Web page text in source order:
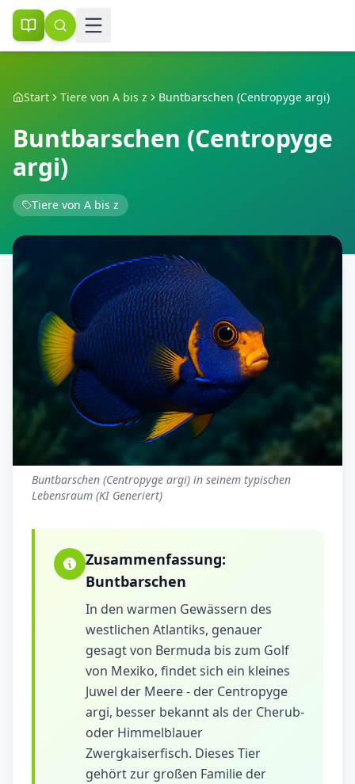
Start Tiere von A bis z Buntbarschen (Centropyge argi)
Buntbarschen (Centropyge
argi)
Tiere von A bis z
Buntbarschen (Centropyge argi) in seinem typischen
Lebensraum (KI Generiert)
Zusammenfassung:
Buntbarschen
In den warmen Gewässern des
westlichen Atlantiks, genauer
gesagt von Bermuda bis zum Golf
von Mexiko, findet sich ein kleines
Juwel der Meere - der Centropyge
argi, besser bekannt als der Cherub-
oder Himmelblauer
Zwergkaiserfisch. Dieses Tier
gehört zur großen Familie der